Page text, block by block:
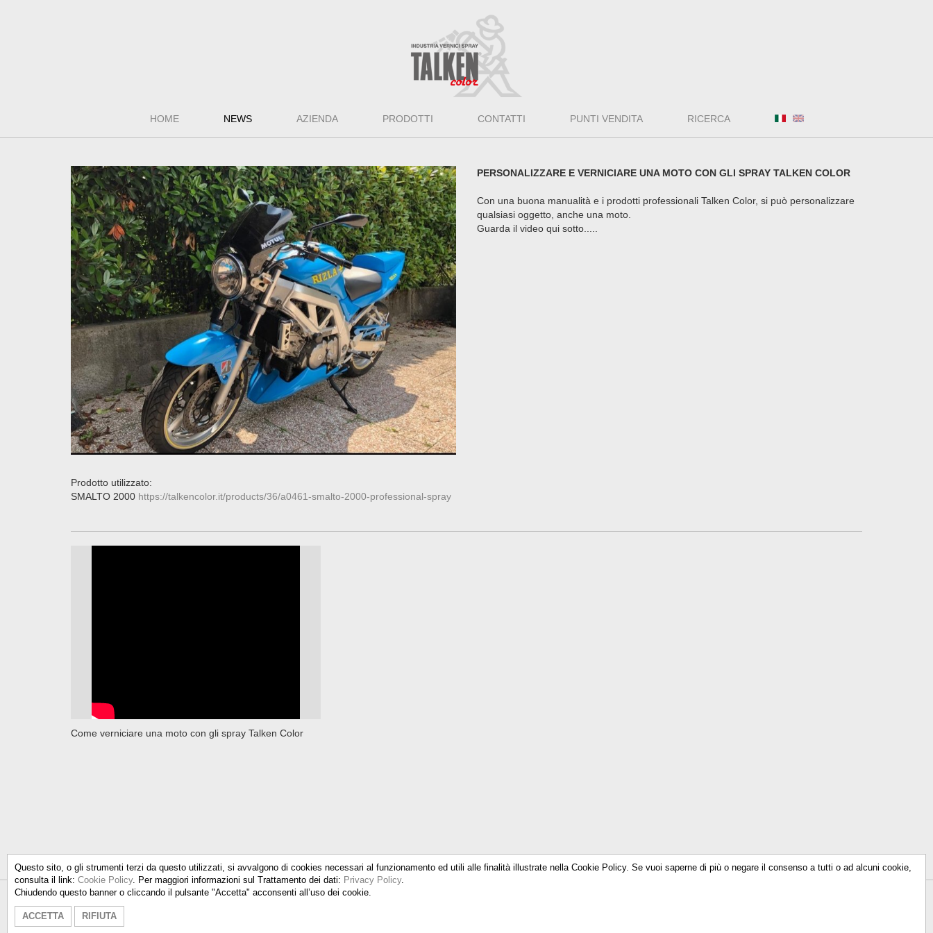
HOME NEWS AZIENDA PRODOTTI CONTATTI PUNTI VENDITA RICERCA
PERSONALIZZARE E VERNICIARE UNA MOTO CON GLI SPRAY TALKEN COLOR
Con una buona manualità e i prodotti professionali Talken Color, si può personalizzare
qualsiasi oggetto, anche una moto.
Guarda il video qui sotto.....
Prodotto utilizzato:
SMALTO 2000 https://talkencolor.it/products/36/a0461-smalto-2000-professional-spray
Come verniciare una moto con gli spray Talken Color
Questo sito, o gli strumenti terzi da questo utilizzati, si avvalgono di cookies necessari al funzionamento ed utili alle finalità illustrate nella Cookie Policy. Se vuoi saperne di più o negare il consenso a tutti o ad alcuni cookie,
consulta il link: Cookie Policy. Per maggiori informazioni sul Trattamento dei dati: Privacy Policy.
Chiudendo questo banner o cliccando il pulsante "Accetta" acconsenti all’uso dei cookie.
ACCETTA RIFIUTA